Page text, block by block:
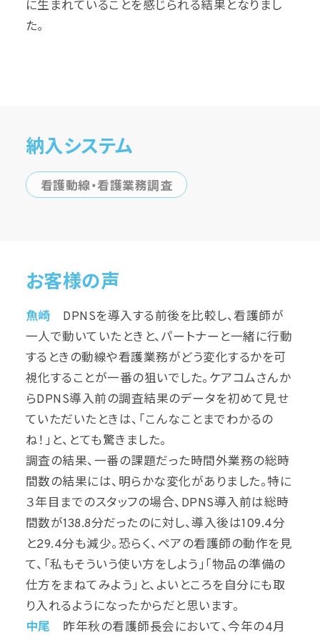
に生まれていることを感じられる結果となりまし
た。
納入システム
看護動線・看護業務調査
お客様の声
魚崎 DPNSを導入する前後を比較し、看護師が
一人で動いていたときと、パートナーと一緒に行動
するときの動線や看護業務がどう変化するかを可
視化することが一番の狙いでした。ケアコムさんか
らDPNS導入前の調査結果のデータを初めて見せ
ていただいたときは、「こんなことまでわかるの
ね！」と、とても驚きました。
調査の結果、一番の課題だった時間外業務の総時
間数の結果には、明らかな変化がありました。特に
３年目までのスタッフの場合、DPNS導入前は総時
間数が138.8分だったのに対し、導入後は109.4分
と29.4分も減少。恐らく、ペアの看護師の動作を見
て、「私もそういう使い方をしよう」「物品の準備の
仕方をまねてみよう」と、よいところを自分にも取
り入れるようになったからだと思います。
中尾 昨年秋の看護師長会において、今年の4月